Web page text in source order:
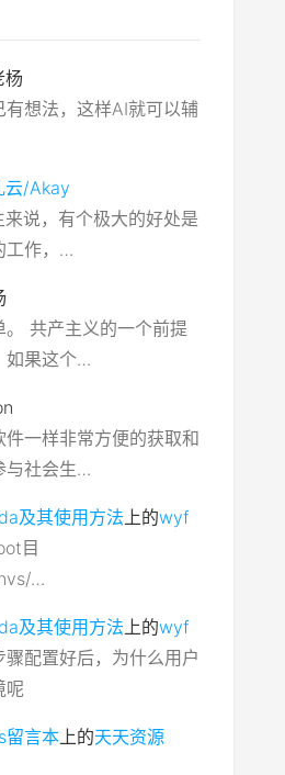
杨
想法，这样AI就可以辅
云/Akay
说，有个极大的好处是
工作，…
共产主义的一个前提
如果这个…
一样非常方便的获取和
与社会生…
及其使用方法 上的wyf
目
…
及其使用方法 上的wyf
配置好后，为什么用户
呢
留言本 上的天天资源